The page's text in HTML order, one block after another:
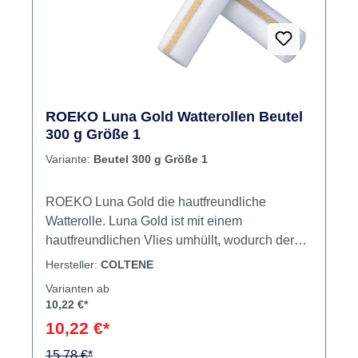
ROEKO Luna Gold Watterollen Beutel
300 g Größe 1
Variante: Beutel 300 g Größe 1
ROEKO Luna Gold die hautfreundliche
Watterolle. Luna Gold ist mit einem
hautfreundlichen Vlies umhüllt, wodurch der
Kontakt der Wattefasern mit der Schleimhaut
vorheriges Befeuchten entfernt werden.
Goldstreifen unterscheidet Luna Gold deutlich
Hersteller: COLTENE
Varianten ab
10,22 €*
10,22 €*